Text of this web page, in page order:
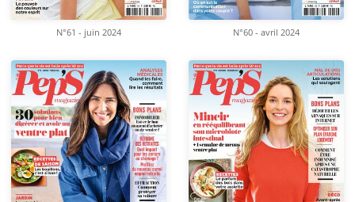
N°61 - juin 2024 N°60 - avril 2024